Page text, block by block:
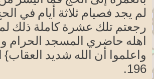
لم يجد فصيام ثلاثة أيام في
رجعتم تلك عشرة كاملة ذلك
اهله حاضري المسجد الحرام
واعلموا أن الله شديد العقاب}
196
.